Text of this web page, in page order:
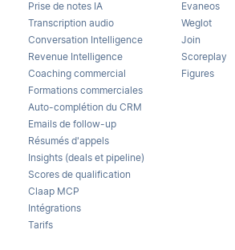
Prise de notes IA
Transcription audio
Conversation Intelligence
Revenue Intelligence
Coaching commercial
Formations commerciales
Auto-complétion du CRM
Emails de follow-up
Résumés d'appels
Insights (deals et pipeline)
Scores de qualification
Claap MCP
Intégrations
Tarifs
Evaneos
Weglot
Join
Scoreplay
Figures